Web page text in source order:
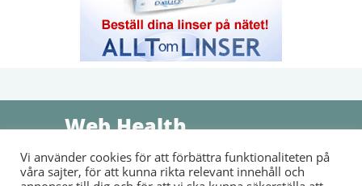
Web Health
Sammanställer information, nyheter och våra läsares egna
berättelser om sjukdomar, medicin och hälsa. Vi arbetar för
Vi använder cookies för att förbättra funktionaliteten på
våra sajter, för att kunna rikta relevant innehåll och